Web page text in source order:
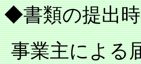
◆書類の提出
事業主による